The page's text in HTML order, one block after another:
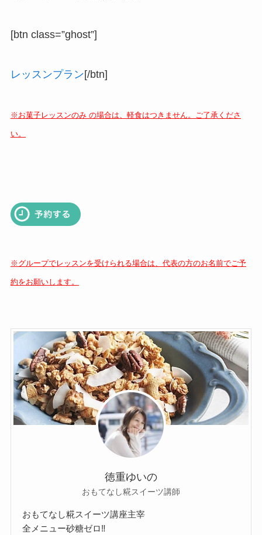
[btn class=”ghost”]
レッスンプラン[/btn]
※お菓子レッスンのみ の場合は、軽食はつきません。 ご了承くださ
い。
※グループでレッスンを受けられる場合は、代表の方のお名前でご予
約をお願いします。
徳重ゆいの
おもてなし糀スイーツ講師
おもてなし糀スイーツ講座主宰
全メニュー砂糖ゼロ‼︎